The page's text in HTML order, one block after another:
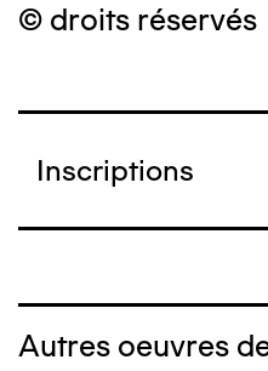
© droits réservés
Inscriptions
Autres oeuvres